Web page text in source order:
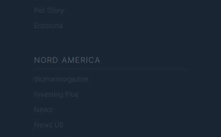
Pet Story
Encocina
NORD AMERICA
Womanmagazine
Investing Plus
Newz
Newz US